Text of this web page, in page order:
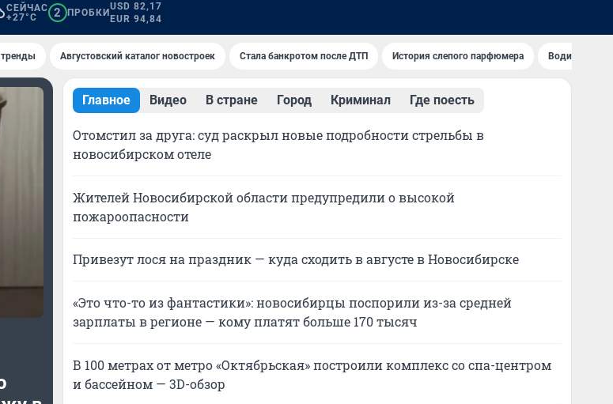
СЕЙЧАС
+27°C
2 ПРОБКИ
USD 82,17
EUR 94,84
тренды Августовский каталог новостроек Стала банкротом после ДТП История слепого парфюмера Водители
Главное Видео В стране Город Криминал Где поесть
Отомстил за друга: суд раскрыл новые подробности стрельбы в
новосибирском отеле
Жителей Новосибирской области предупредили о высокой
пожароопасности
Привезут лося на праздник — куда сходить в августе в Новосибирске
«Это что-то из фантастики»: новосибирцы поспорили из-за средней
зарплаты в регионе — кому платят больше 170 тысяч
В 100 метрах от метро «Октябрьская» построили комплекс со спа-центром
и бассейном — 3D-обзор